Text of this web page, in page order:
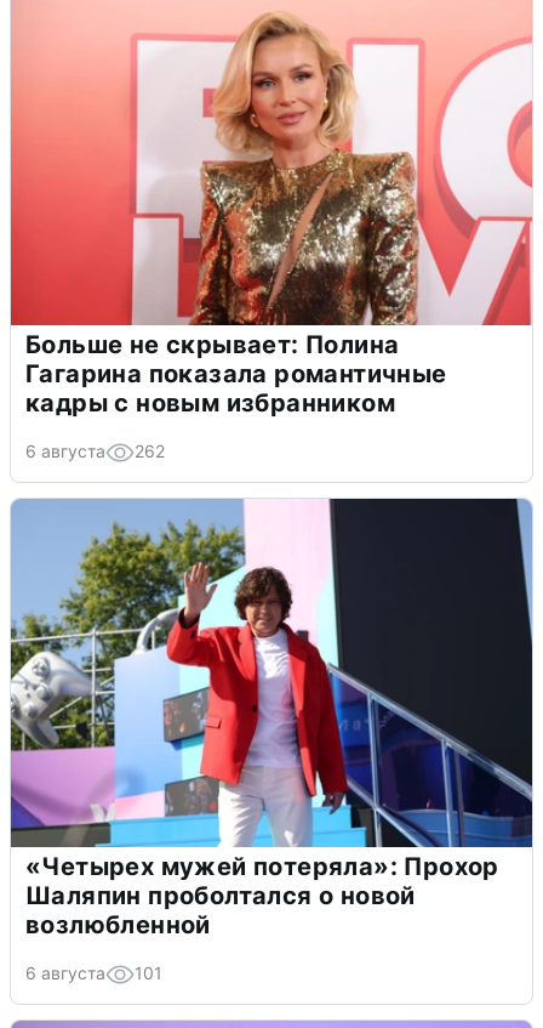
Больше не скрывает: Полина
Гагарина показала романтичные
кадры с новым избранником
6 августа 262
«Четырех мужей потеряла»: Прохор
Шаляпин проболтался о новой
возлюбленной
6 августа 101